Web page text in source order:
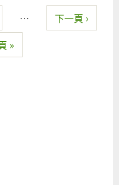
…
下一頁 ›
»